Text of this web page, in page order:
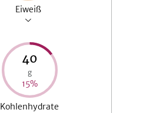
Eiweiß
40
g
15%
Kohlenhydrate